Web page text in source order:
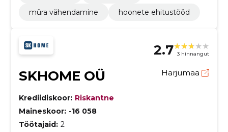
müra vähendamine
hoonete ehitustööd
2.7 3 hinnangut
SKHOME OÜ Harjumaa
Krediidiskoor: Riskantne
Maineskoor: -16 058
Töötajaid: 2